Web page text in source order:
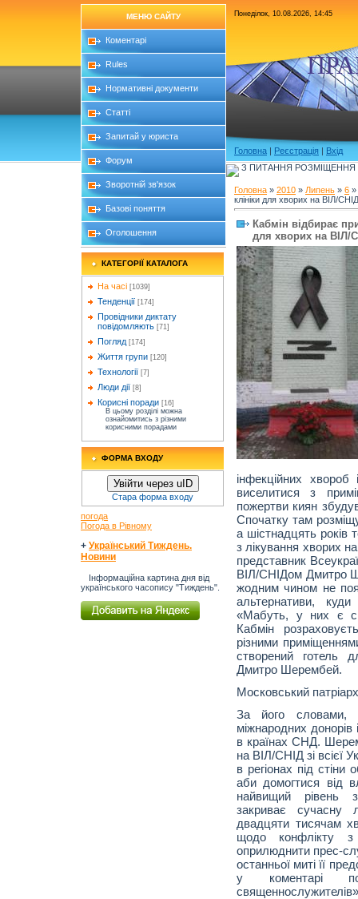
МЕНЮ САЙТУ
Коментарі
Rules
Нормативні документи
Статті
Запитай у юриста
Форум
Зворотній зв'язок
Базові поняття
Оголошення
КАТЕГОРІЇ КАТАЛОГА
На часі [1039]
Тенденції [174]
Провідники диктату
повідомляють [71]
Погляд [174]
Життя групи [120]
Технології [7]
Люди дії [8]
Корисні поради [16]
В цьому розділі можна
ознайомитись з різними
корисними порадами
ФОРМА ВХОДУ
Увійти через uID
Стара форма входу
погода
Погода в Рівному
+ Український Тиждень.
Новини
Інформаційна картина дня від
українського часопису "Тиждень".
Понеділок, 10.08.2026, 14:45
Головна | Реєстрація | Вхід
З ПИТАННЯ РОЗМІЩЕННЯ
Головна » 2010 » Липень » 6 »
клініки для хворих на ВІЛ/СНІД
Кабмін відбирає
для хворих на ВІЛ/
інфекційних
виселитися з
пожертви киян
Спочатку там
а шістнадцять років
з лікування хворих
представник
ВІЛ/СНІДом Дмитро
жодним чином не
альтернативи,
«Мабуть, у них є
Кабмін
різними
створений готель
Дмитро Шерембей.
Московський
За його словами,
міжнародних
в країнах СНД.
на ВІЛ/СНІД зі всієї
в регіонах під стіни
аби домогтися від
найвищий рівень
закриває сучасну
двадцяти тисячам
щодо конфлікту з
оприлюднити прес-
останньої миті її
у коментарі